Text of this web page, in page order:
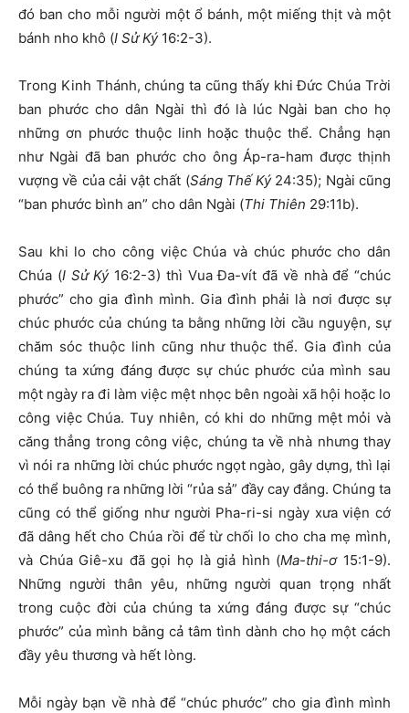
đó ban cho mỗi người một ổ bánh, một miếng thịt và một
bánh nho khô (I Sử Ký16:2-3).
Trong Kinh Thánh, chúng ta cũng thấy khi Đức Chúa Trời
ban phước cho dân Ngài thì đó là lúc Ngài ban cho họ
những ơn phước thuộc linh hoặc thuộc thể. Chẳng hạn
như Ngài đã ban phước cho ông Áp-ra-ham được thịnh
vượng về của cải vật chất (Sáng Thế Ký24:35); Ngài cũng
“ban phước bình an” cho dân Ngài (Thi Thiên 29:11b).
Sau khi lo cho công việc Chúa và chúc phước cho dân
Chúa (I Sử Ký16:2-3) thì Vua Đa-vít đã về nhà để “chúc
phước” cho gia đình mình. Gia đình phải là nơi được sự
chúc phước của chúng ta bằng những lời cầu nguyện, sự
chăm sóc thuộc linh cũng như thuộc thể. Gia đình của
chúng ta xứng đáng được sự chúc phước của mình sau
một ngày ra đi làm việc mệt nhọc bên ngoài xã hội hoặc lo
công việc Chúa. Tuy nhiên, có khi do những mệt mỏi và
căng thẳng trong công việc, chúng ta về nhà nhưng thay
vì nói ra những lời chúc phước ngọt ngào, gây dựng, thì lại
có thể buông ra những lời “rủa sả” đầy cay đắng. Chúng ta
cũng có thể giống như người Pha-ri-si ngày xưa viện cớ
đã dâng hết cho Chúa rồi để từ chối lo cho cha mẹ mình,
và Chúa Giê-xu đã gọi họ là giả hình (Ma-thi-ơ15:1-9).
Những người thân yêu, những người quan trọng nhất
trong cuộc đời của chúng ta xứng đáng được sự “chúc
phước” của mình bằng cả tâm tình dành cho họ một cách
đầy yêu thương và hết lòng.
Mỗi ngày bạn về nhà để “chúc phước” cho gia đình mình